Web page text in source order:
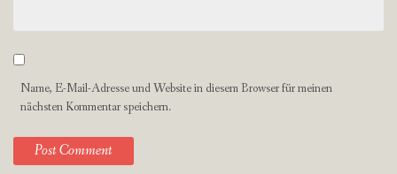
Name, E-Mail-Adresse und Website in diesem Browser für meinen
nächsten Kommentar speichern.